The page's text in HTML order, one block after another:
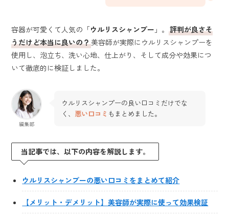
容器が可愛くて人気の「ウルリスシャンプー 」。評判が良さそ
うだけど本当に良いの？美容師が実際にウルリスシャンプーを
使用し、泡立ち、洗い心地、仕上がり、そして成分や効果につ
いて徹底的に検証しました。
編集部
ウルリスシャンプーの良い口コミだけでな
く、 悪い口コミ もまとめました。
当記事では、以下の内容を解説します。
ウルリスシャンプーの悪い口コミをまとめて紹介
【メリット・デメリット】美容師が実際に使って効果検証